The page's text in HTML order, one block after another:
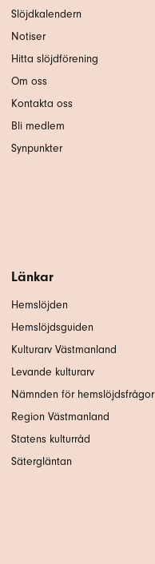
Slöjdkalendern
Notiser
Hitta slöjdförening
Om oss
Kontakta oss
Bli medlem
Synpunkter
Länkar
Hemslöjden
Hemslöjdsguiden
Kulturarv Västmanland
Levande kulturarv
Nämnden för hemslöjdsfrågor
Region Västmanland
Statens kulturråd
Sätergläntan